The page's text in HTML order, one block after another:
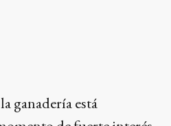
ganadería está